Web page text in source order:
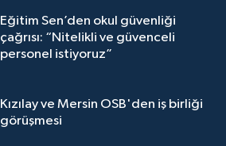
Eğitim Sen’den okul güvenliği
çağrısı: “Nitelikli ve güvenceli
personel istiyoruz”
Kızılay ve Mersin OSB'den iş birliği
görüşmesi